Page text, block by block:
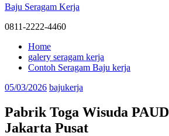
Baju Seragam Kerja
0811-2222-4460
Home
galery seragam kerja
Contoh Seragam Baju kerja
05/03/2026 bajukerja
Pabrik Toga Wisuda
Jakarta Pusat